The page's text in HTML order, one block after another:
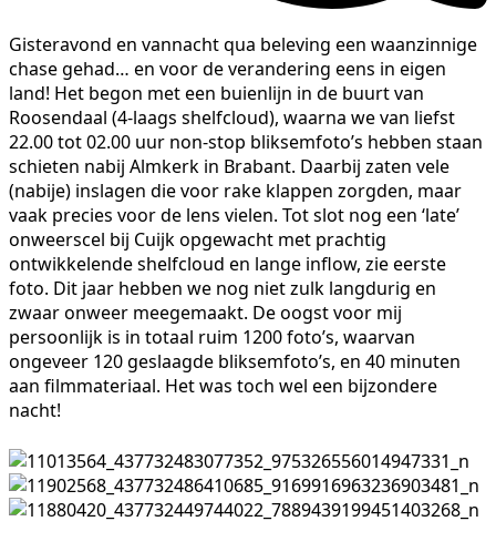
Gisteravond en vannacht qua beleving een waanzinnige
chase gehad… en voor de verandering eens in eigen
land! Het begon met een buienlijn in de buurt van
Roosendaal (4-laags shelfcloud), waarna we van liefst
22.00 tot 02.00 uur non-stop bliksemfoto’s hebben staan
schieten nabij Almkerk in Brabant. Daarbij zaten vele
(nabije) inslagen die voor rake klappen zorgden, maar
vaak precies voor de lens vielen. Tot slot nog een ‘late’
onweerscel bij Cuijk opgewacht met prachtig
ontwikkelende shelfcloud en lange inflow, zie eerste
foto. Dit jaar hebben we nog niet zulk langdurig en
zwaar onweer meegemaakt. De oogst voor mij
persoonlijk is in totaal ruim 1200 foto’s, waarvan
ongeveer 120 geslaagde bliksemfoto’s, en 40 minuten
aan filmmateriaal. Het was toch wel een bijzondere
nacht!